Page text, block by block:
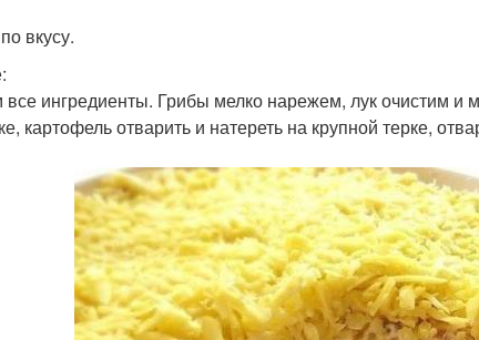
вкусу.
ингредиенты. Грибы мелко нарежем, лук очистим и
картофель отварить и натереть на крупной терке,